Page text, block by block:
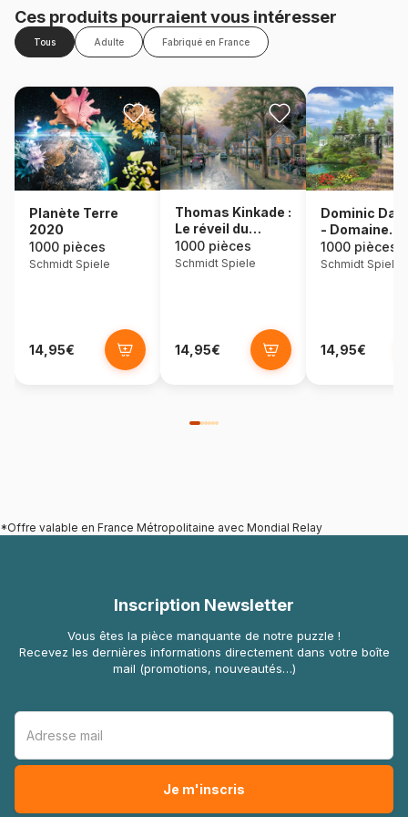
Ces produits pourraient vous intéresser
Tous Adulte Fabriqué en France
Planète Terre
2020
1000 pièces
Schmidt Spiele
14,95€
Thomas Kinkade :
Le réveil du
village
1000 pièces
Schmidt Spiele
14,95€
Dominic
- Domaine
idyllique
1000 pièces
Schmidt Spiele
14,95€
*Offre valable en France Métropolitaine avec Mondial Relay
Inscription Newsletter
Vous êtes la pièce manquante de notre puzzle !
Recevez les dernières informations directement dans votre boîte
mail (promotions, nouveautés…)